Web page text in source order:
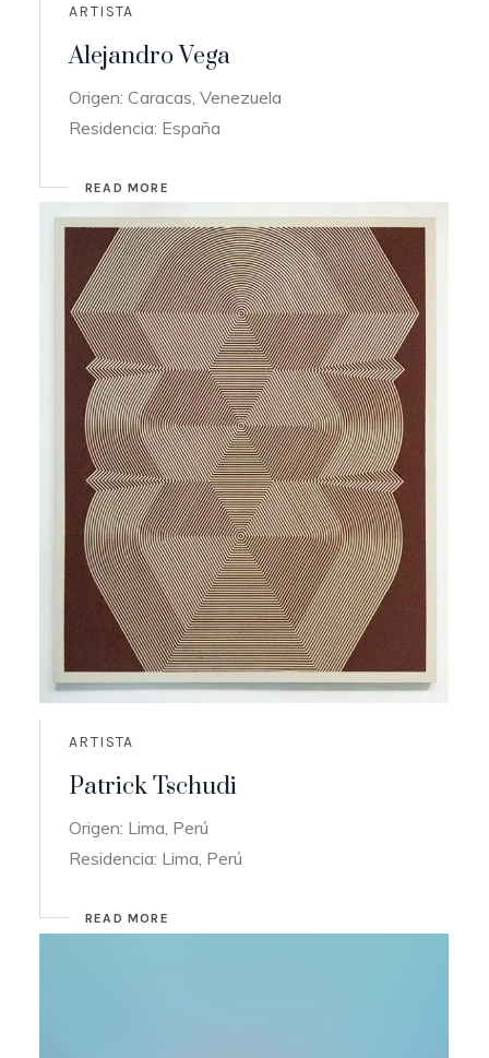
ARTISTA
Alejandro Vega
Origen: Caracas, Venezuela
Residencia: España
READ MORE
ARTISTA
Patrick Tschudi
Origen: Lima, Perú
Residencia: Lima, Perú
READ MORE